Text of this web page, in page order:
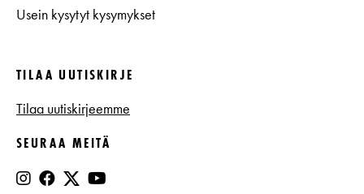
Usein kysytyt kysymykset
TILAA UUTISKIRJE
Tilaa uutiskirjeemme
SEURAA MEITÄ